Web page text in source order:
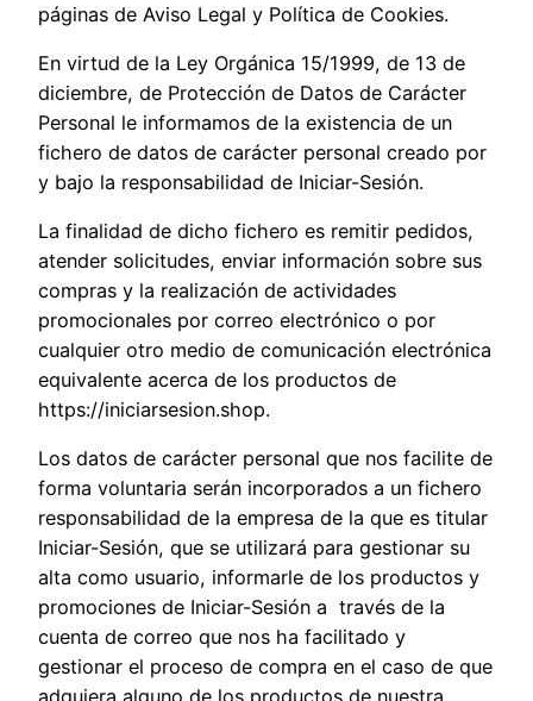
páginas de Aviso Legal y Política de Cookies.
En virtud de la Ley Orgánica 15/1999, de 13 de
diciembre, de Protección de Datos de Carácter
Personal le informamos de la existencia de un
fichero de datos de carácter personal creado por
y bajo la responsabilidad de Iniciar-Sesión.
La finalidad de dicho fichero es remitir pedidos,
atender solicitudes, enviar información sobre sus
compras y la realización de actividades
promocionales por correo electrónico o por
cualquier otro medio de comunicación electrónica
equivalente acerca de los productos de
https://iniciarsesion.shop.
Los datos de carácter personal que nos facilite de
forma voluntaria serán incorporados a un fichero
responsabilidad de la empresa de la que es titular
Iniciar-Sesión, que se utilizará para gestionar su
alta como usuario, informarle de los productos y
promociones de Iniciar-Sesión a través de la
cuenta de correo que nos ha facilitado y
gestionar el proceso de compra en el caso de que